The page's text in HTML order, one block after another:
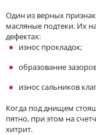
Один из верных
масляные подтеки. Их
дефектах:
износ прокладок;
образование
износ сальников
Когда под днищем
пятно, при этом на
хитрит.